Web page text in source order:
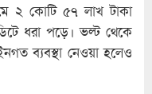
২ কোটি ৫৭ লাখ টাকা
ধরা পড়ে। ভল্ট থেকে
ব্যবস্থা নেওয়া হলেও